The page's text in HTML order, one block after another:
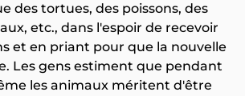
des tortues, des poissons, des
etc., dans l'espoir de recevoir
et en priant pour que la nouvelle
Les gens estiment que pendant
les animaux méritent d'être